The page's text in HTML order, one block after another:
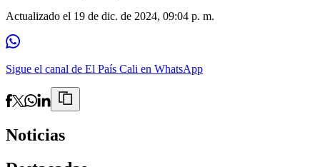
Actualizado el 19 de dic. de 2024, 09:04 p. m.
Sigue el canal de El País Cali en WhatsApp
Noticias